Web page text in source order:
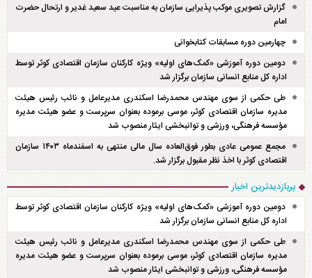
گزارش تصویری موکب پذیرایی سازمان به مناسبت عید سعید غدیر و ارتحال حضرت
امام
چهارمین دوره مسابقات کتابخوانی
دومین دوره آموزشی «کمک‌های اولیه» ویژه کارکنان سازمان اقتصادی کوثر توسط
اداره کل منابع انسانی سازمان برگزار شد
طی حکمی از سوی مهندس محمدرضا اسکندری مدیرعامل و نائب رئیس هیئت
مدیره سازمان اقتصادی کوثر، موسی برموده بعنوان سرپرست و عضو هیئت مدیره
مؤسسه فرهنگی، ورزشی و توانبخشی ایثار منصوب شد
مجمع عمومی عادی بطور فوق‌العاده سال مالی منتهی به اسفند‌ماه ۱۴۰۳ سازمان
اقتصادی کوثر با اخذ نظر مقبول برگزار شد.
پربازدیدترین اخبار
دومین دوره آموزشی «کمک‌های اولیه» ویژه کارکنان سازمان اقتصادی کوثر توسط
اداره کل منابع انسانی سازمان برگزار شد
طی حکمی از سوی مهندس محمدرضا اسکندری مدیرعامل و نائب رئیس هیئت
مدیره سازمان اقتصادی کوثر، موسی برموده بعنوان سرپرست و عضو هیئت مدیره
مؤسسه فرهنگی، ورزشی و توانبخشی ایثار منصوب شد